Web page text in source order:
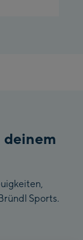
Sports.